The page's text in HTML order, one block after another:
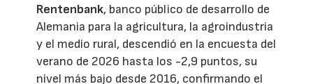
Rentenbank, banco público de desarrollo de
Alemania para la agricultura, la agroindustria
y el medio rural, descendió en la encuesta del
verano de 2026 hasta los -2,9 puntos, su
nivel más bajo desde 2016, confirmando el